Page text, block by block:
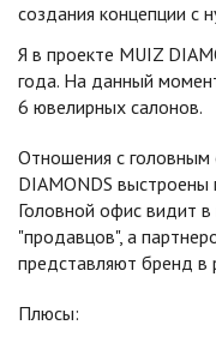
создания концепции с
Я в проекте MUIZ
года. На данный
6 ювелирных салонов.
Отношения с
DIAMONDS выстроены
Головной офис видит в
"продавцов", а
представляют бренд в
Плюсы: